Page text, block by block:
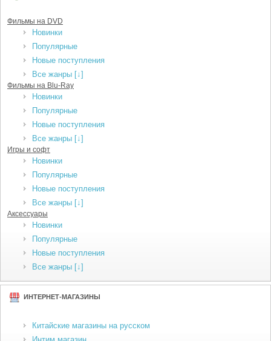
Фильмы на DVD
Новинки
Популярные
Новые поступления
Все жанры [↓]
Фильмы на Blu-Ray
Новинки
Популярные
Новые поступления
Все жанры [↓]
Игры и софт
Новинки
Популярные
Новые поступления
Все жанры [↓]
Аксессуары
Новинки
Популярные
Новые поступления
Все жанры [↓]
ИНТЕРНЕТ-МАГАЗИНЫ
Китайские магазины на русском